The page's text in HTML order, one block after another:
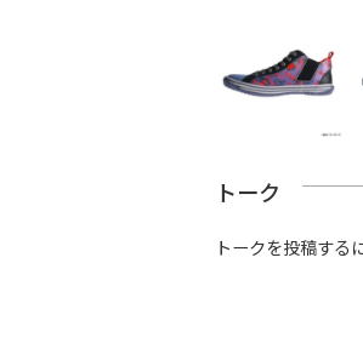
トーク
トークを投稿する